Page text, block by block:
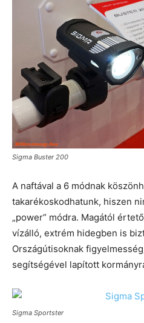
Sigma Buster 200
A naftával a 6 módnak
takarékoskodhatunk, hiszen
„power” módra. Magától
vízálló, extrém hidegben is
Országútisoknak
segítségével lapított
Sigma Sportster